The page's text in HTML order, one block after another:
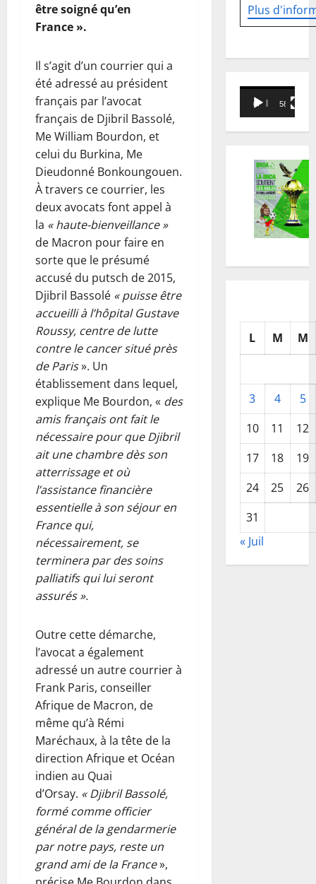
être soigné qu’en
France ».
Il s’agit d’un courrier qui a
été adressé au président
français par l’avocat
français de Djibril Bassolé,
Me William Bourdon, et
celui du Burkina, Me
Dieudonné Bonkoungouen.
À travers ce courrier, les
deux avocats font appel à
la « haute-bienveillance »
de Macron pour faire en
sorte que le présumé
accusé du putsch de 2015,
Djibril Bassolé « puisse être
accueilli à l’hôpital Gustave
Roussy, centre de lutte
contre le cancer situé près
de Paris». Un
établissement dans lequel,
explique Me Bourdon, « des
amis français ont fait le
nécessaire pour que Djibril
ait une chambre dès son
atterrissage et où
l’assistance financière
essentielle à son séjour en
France qui,
nécessairement, se
terminera par des soins
palliatifs qui lui seront
assurés ».
Outre cette démarche,
l’avocat a également
adressé un autre courrier à
Frank Paris, conseiller
Afrique de Macron, de
même qu’à Rémi
Maréchaux, à la tête de la
direction Afrique et Océan
indien au Quai
d’Orsay. « Djibril Bassolé,
formé comme officier
général de la gendarmerie
par notre pays, reste un
grand ami de la France»,
Plus
Lecteur
vidéo
00:00 58:18
L M M
3 4
5
10
11
12
17
18
19
24
25
26
31
« Juil